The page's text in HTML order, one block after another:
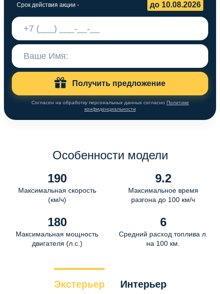
Срок действия акции - до 10.08.2026
Получить предложение
Согласен на обработку персональных данных согласно Политике
конфиденциальности
Особенности модели
190
Максимальная скорость
(км/ч)
9.2
Максимальное время
разгона до 100 км/ч
180
Максимальная мощность
двигателя (л.с.)
6
Средний расход топлива л.
на 100 км.
Экстерьер Интерьер